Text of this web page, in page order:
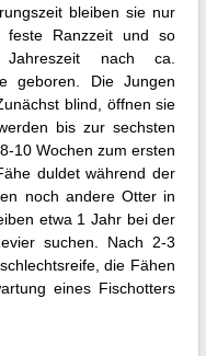
bleiben sie nur
feste Ranzzeit und so
nach ca.
geboren. Die Jungen
blind, öffnen sie
bis zur sechsten
10 Wochen zum ersten
duldet während der
noch andere Otter in
etwa 1 Jahr bei der
suchen. Nach 2-3
die Fähen
eines Fischotters